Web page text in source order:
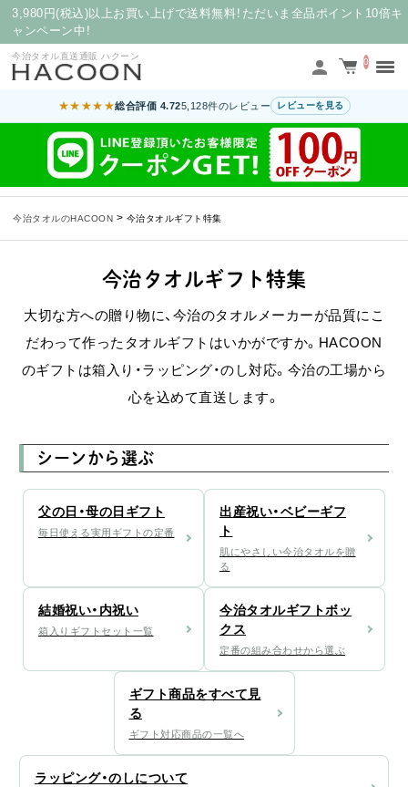
3,980円(税込)以上お買い上げで送料無料！ただいま全品ポイント10倍キ
ャンペーン中！
今治タオル直送通販 ハクーン
0
★★★★★総合評価 4.725,128件のレビュー レビューを見る
今治タオルのHACOON > 今治タオルギフト特集
今治タオルギフト特集
大切な方への贈り物に、今治のタオルメーカーが品質にこ
だわって作ったタオルギフトはいかがですか。 HACOON
のギフトは箱入り・ラッピング・のし対応。今治の工場から
心を込めて直送します。
シーンから選ぶ
父の日・母の日ギフト
毎日使える実用ギフトの定番
出産祝い・ベビーギフ
ト
肌にやさしい今治タオルを贈
る
結婚祝い・内祝い
箱入りギフトセット一覧
今治タオルギフトボッ
クス
定番の組み合わせから選ぶ
ギフト商品をすべて見
る
ギフト対応商品の一覧へ
ラッピング・のしについて